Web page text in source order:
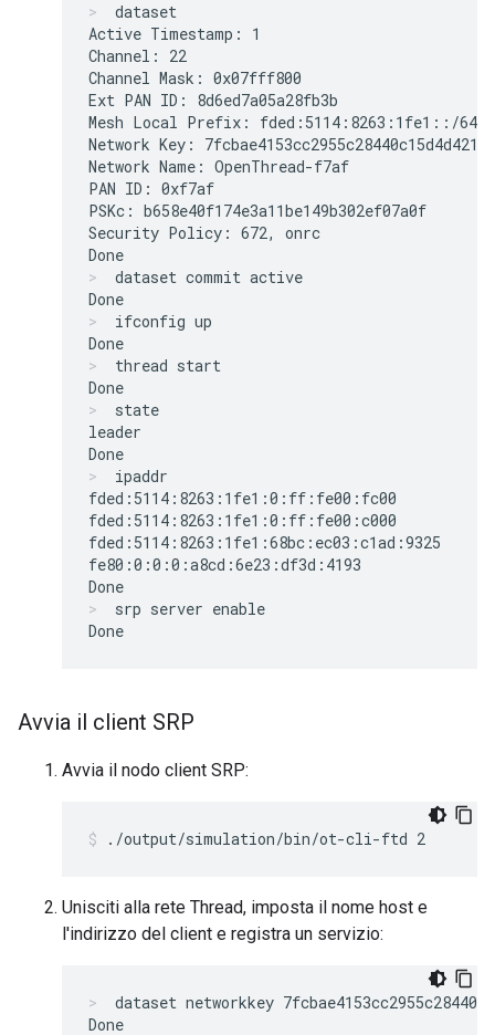
dataset
Active Timestamp: 1
Channel: 22
Channel Mask: 0x07fff800
Ext PAN ID: 8d6ed7a05a28fb3b
Mesh Local Prefix: fded:5114:8263:1fe1::/64
Network Key: 7fcbae4153cc2955c28440c15d4d4219
Network Name: OpenThread-f7af
PAN ID: 0xf7af
PSKc: b658e40f174e3a11be149b302ef07a0f
Security Policy: 672, onrc
dataset commit active
ifconfig up
thread start
state
leader
ipaddr
fded:5114:8263:1fe1:0:ff:fe00:fc00
fded:5114:8263:1fe1:0:ff:fe00:c000
fded:5114:8263:1fe1:68bc:ec03:c1ad:9325
fe80:0:0:0:a8cd:6e23:df3d:4193
srp server enable
Avvia il client SRP
Avvia il nodo client SRP:
./output/simulation/bin/ot-cli-ftd 2
Unisciti alla rete Thread, imposta il nome host e
l'indirizzo del client e registra un servizio:
dataset networkkey